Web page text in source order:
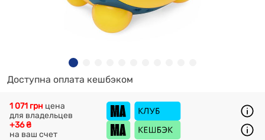
Доступна оплата кешбэком
+36 ₴
на ваш счет
1 071 грн цена
для владельцев